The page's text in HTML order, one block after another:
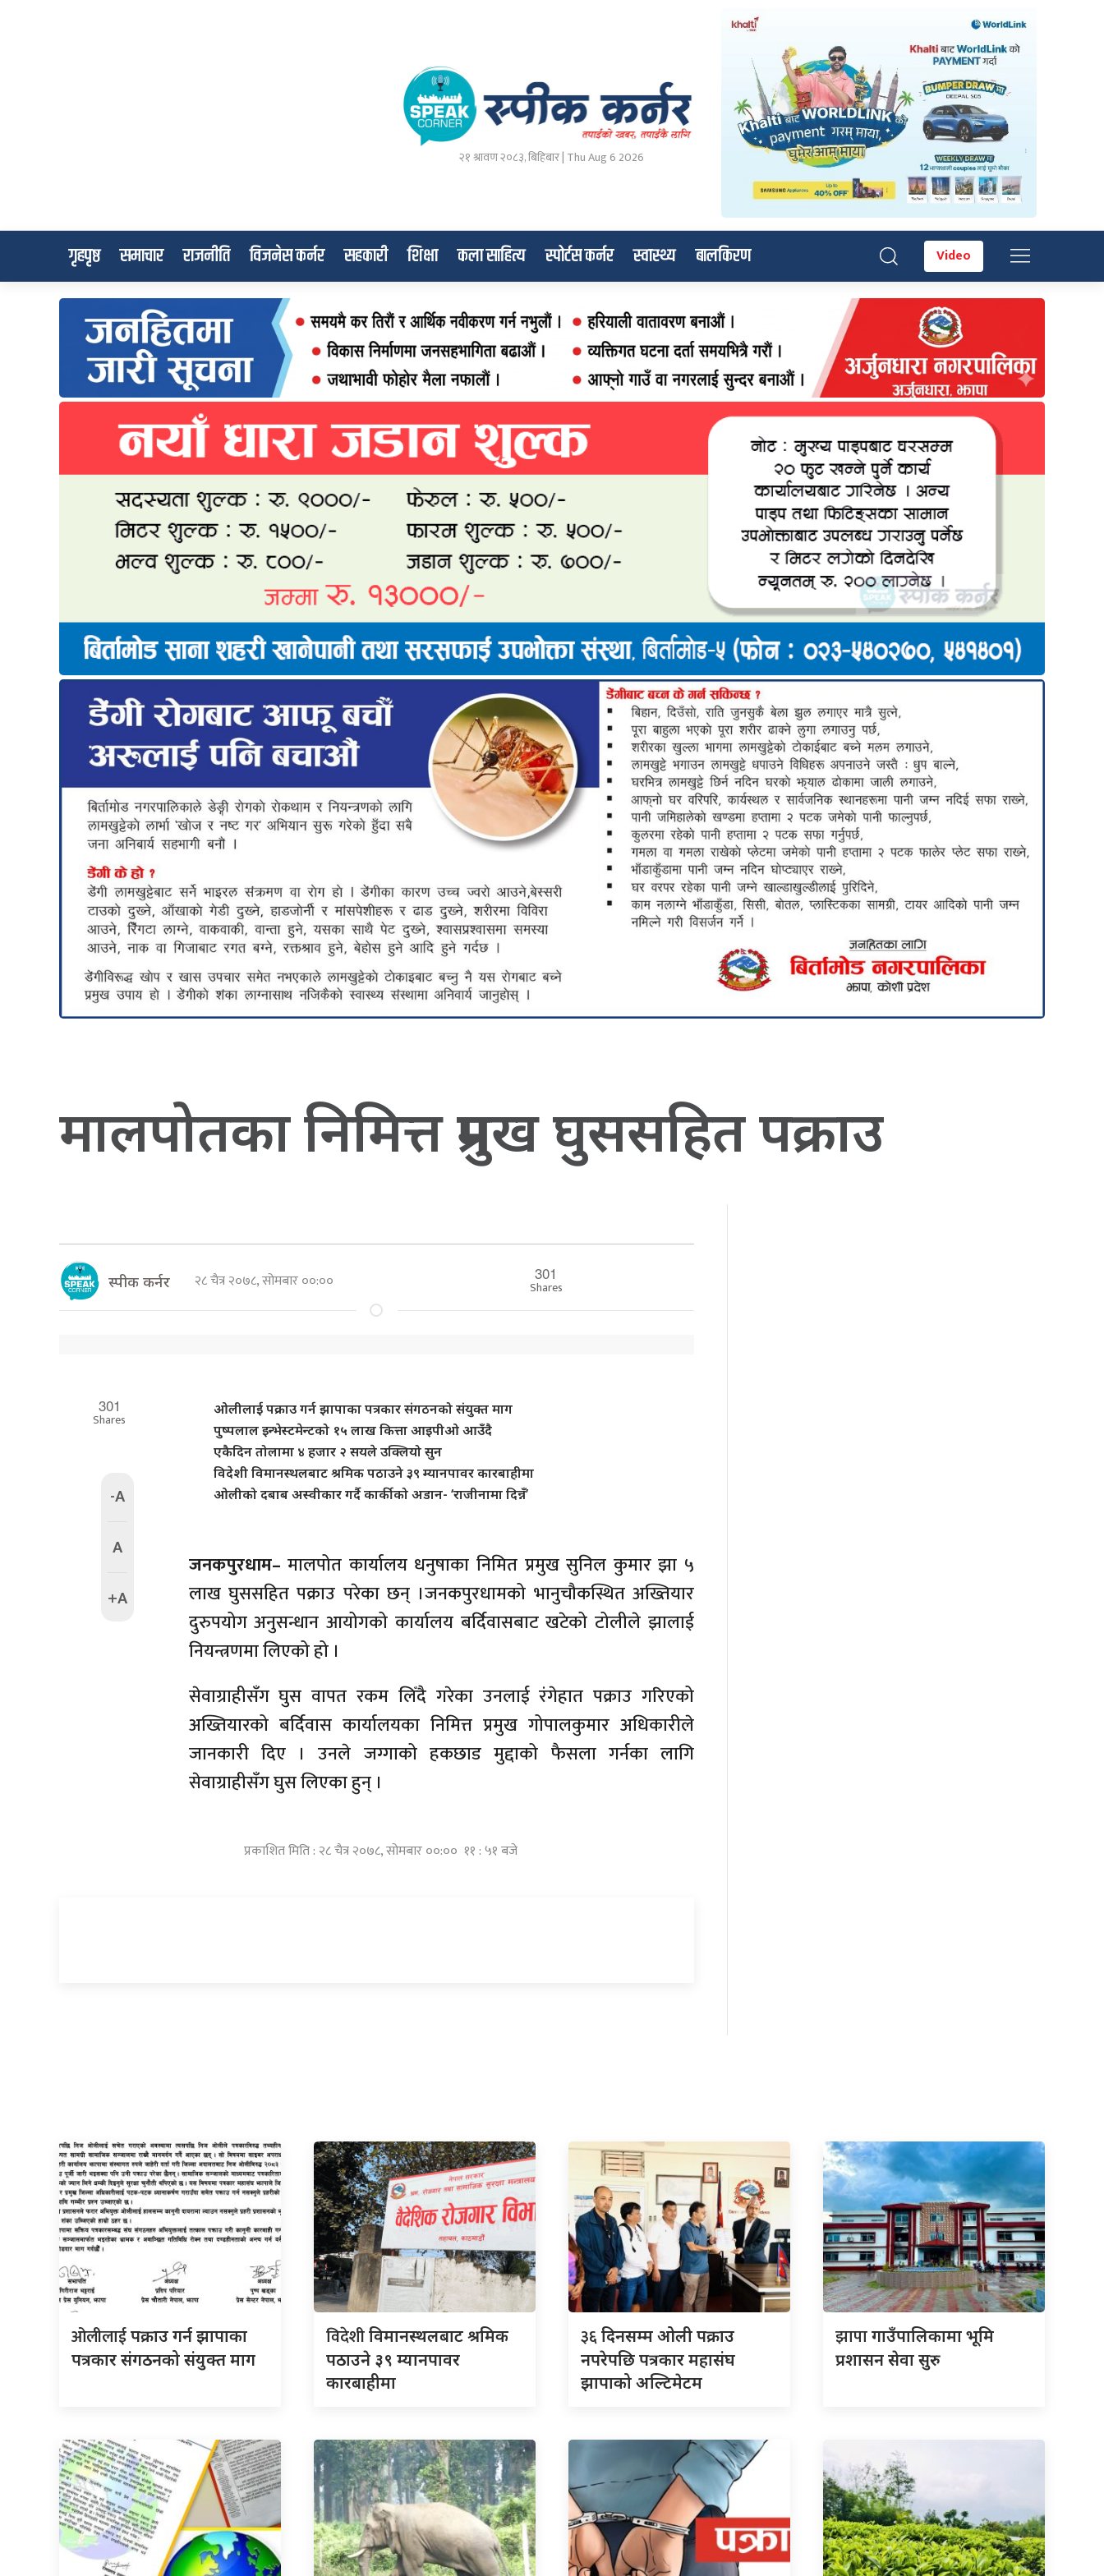
२१ श्रावण २०८३, बिहिबार | Thu Aug 6 2026
गृहपृष्ठ समाचार राजनीति विजनेस कर्नर सहकारी शिक्षा कला साहित्य स्पोर्टस कर्नर स्वास्थ्य बालकिरण Video
मालपोतका निमित्त प्रमुख घुससहित पक्राउ
स्पीक कर्नर २८ चैत्र २०७८, सोमबार ००:०० 301
Shares
301
Shares
-A
A
+A
ओलीलाई पक्राउ गर्न झापाका पत्रकार संगठनको संयुक्त माग
पुष्पलाल इन्भेस्टमेन्टको १५ लाख कित्ता आइपीओ आउँदै
एकैदिन तोलामा ४ हजार २ सयले उक्लियो सुन
विदेशी विमानस्थलबाट श्रमिक पठाउने ३९ म्यानपावर कारबाहीमा
ओलीको दबाब अस्वीकार गर्दै कार्कीको अडान- ‘राजीनामा दिन्नँ’
जनकपुरधाम– मालपोत कार्यालय धनुषाका निमित प्रमुख सुनिल कुमार झा ५
लाख घुससहित पक्राउ परेका छन् ।जनकपुरधामको भानुचौकस्थित अख्तियार
दुरुपयोग अनुसन्धान आयोगको कार्यालय बर्दिवासबाट खटेको टोलीले झालाई
नियन्त्रणमा लिएको हो ।
सेवाग्राहीसँग घुस वापत रकम लिँदै गरेका उनलाई रंगेहात पक्राउ गरिएको
अख्तियारको बर्दिवास कार्यालयका निमित्त प्रमुख गोपालकुमार अधिकारीले
जानकारी दिए । उनले जग्गाको हकछाड मुद्दाको फैसला गर्नका लागि
सेवाग्राहीसँग घुस लिएका हुन् ।
प्रकाशित मिति : २८ चैत्र २०७८, सोमबार ००:०० ११ : ५१ बजे
ओलीलाईपक्राउ गर्न झापाका
पत्रकार संगठनको संयुक्त माग
विदेशीविमानस्थलबाट श्रमिक
पठाउने ३९ म्यानपावर
कारबाहीमा
३६दिनसम्म ओली पक्राउ
नपरेपछि पत्रकार महासंघ
झापाको अल्टिमेटम
झापागाउँपालिकामा भूमि
प्रशासन सेवा सुरु